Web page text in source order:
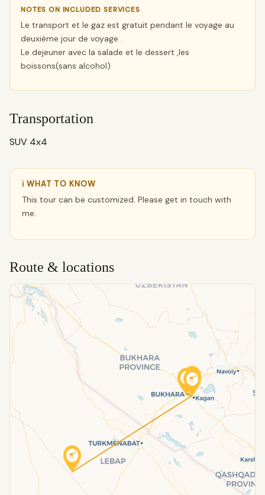
NOTES ON INCLUDED SERVICES
Le transport et le gaz est gratuit pendant le voyage au
deuxième jour de voyage .
Le dejeuner avec la salade et le dessert ,les
boissons(sans alcohol)
Transportation
SUV 4x4
ℹ WHAT TO KNOW
This tour can be customized. Please get in touch with
me.
Route & locations